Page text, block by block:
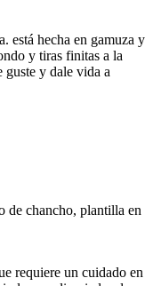
está hecha en gamuza y
y tiras finitas a la
y dale vida a
de chancho, plantilla en
requiere un cuidado en